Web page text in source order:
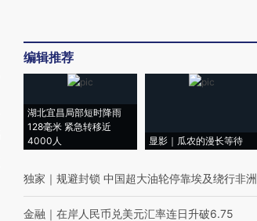
编辑推荐
湖北宜昌局部短时降雨
128毫米 紧急转移近
4000人
显影｜瓜农的漫长等待
独家 ｜ 规避封锁 中国超大油轮停靠埃及绕行非洲
金融 ｜ 在岸人民币兑美元汇率连日升破6.75